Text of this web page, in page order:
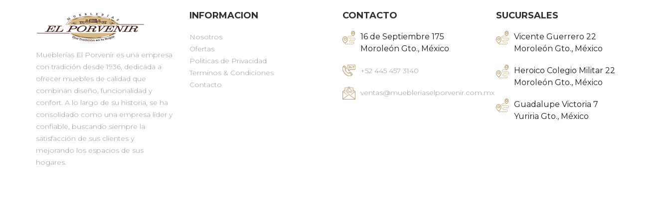
Mueblerías El Porvenir es una empresa
con tradición desde 1936, dedicada a
ofrecer muebles de calidad que
combinan diseño, funcionalidad y
confort. A lo largo de su historia, se ha
consolidado como una empresa líder y
confiable, buscando siempre la
satisfacción de sus clientes y
mejorando los espacios de sus
hogares.
INFORMACION
Nosotros
Ofertas
Politicas de Privacidad
Terminos & Condiciones
Contacto
CONTACTO
16 de Septiembre 175
Moroleón Gto., México
+52 445 457 3140
ventas@muebleriaselporvenir.com.mx
SUCURSALES
Vicente Guerrero 22
Moroleón Gto., México
Heroico Colegio Militar 22
Moroleón Gto., México
Guadalupe Victoria 7
Yuriria Gto., México